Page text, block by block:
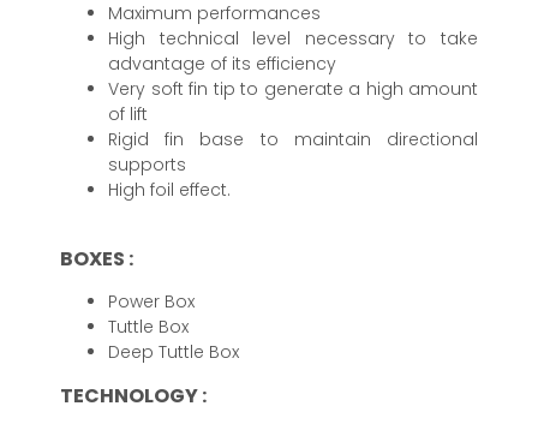
Maximum performances
High technical level necessary to take
advantage of its efficiency
Very soft fin tip to generate a high amount
of lift
Rigid fin base to maintain directional
supports
High foil effect.
BOXES :
Power Box
Tuttle Box
Deep Tuttle Box
TECHNOLOGY :